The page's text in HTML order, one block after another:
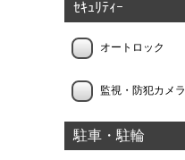
ｾｷｭﾘﾃｨｰ
オートロック
監視・防犯カメラ
駐車・駐輪